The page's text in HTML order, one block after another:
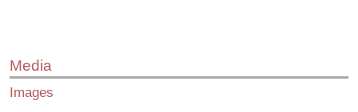
Media
Images